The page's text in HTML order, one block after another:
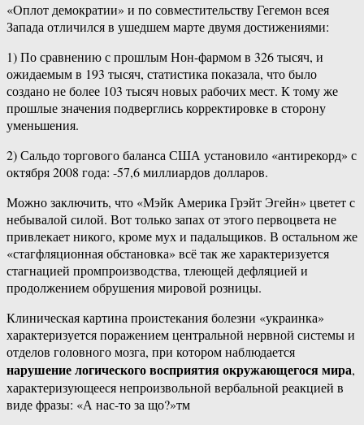
«Оплот демократии» и по совместительству Гегемон всея
Запада отличился в ушедшем марте двумя достижениями:
1) По сравнению с прошлым Нон-фармом в 326 тысяч, и
ожидаемым в 193 тысяч, статистика показала, что было
создано не более 103 тысяч новых рабочих мест. К тому же
прошлые значения подверглись корректировке в сторону
уменьшения.
2) Сальдо торгового баланса США установило «антирекорд» с
октября 2008 года: -57,6 миллиардов долларов.
Можно заключить, что «Мэйк Америка Грэйт Эгейн» цветет с
небывалой силой. Вот только запах от этого первоцвета не
привлекает никого, кроме мух и падальщиков. В остальном же
«стагфляционная обстановка» всё так же характеризуется
стагнацией промпроизводства, тлеющей дефляцией и
продолжением обрушения мировой розницы.
Клиническая картина проистекания болезни «украинка»
характеризуется поражением центральной нервной системы и
отделов головного мозга, при котором наблюдается
нарушение логического восприятия окружающегося мира,
характеризующееся непроизвольной вербальной реакцией в
виде фразы: «А нас-то за що?»тм